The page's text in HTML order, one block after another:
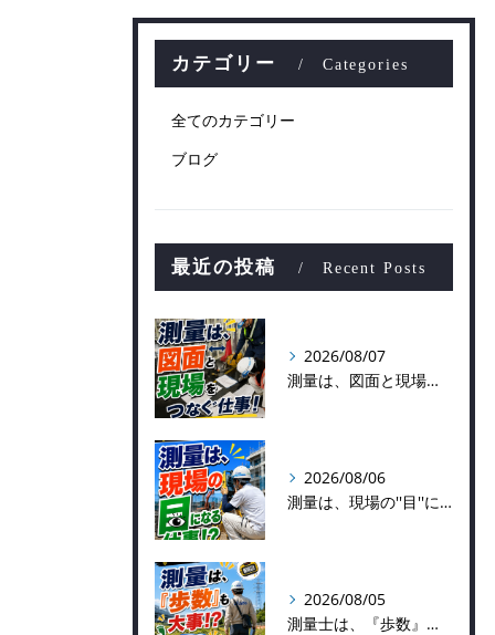
カテゴリー Categories
全てのカテゴリー
ブログ
最近の投稿 Recent Posts
2026/08/07
測量は、図面と現場をつなぐ仕事！
2026/08/06
測量は、現場の''目''になる仕事！？
2026/08/05
測量士は、『歩数』も大事！？